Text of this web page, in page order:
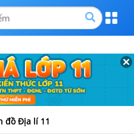
đồ Địa lí 11